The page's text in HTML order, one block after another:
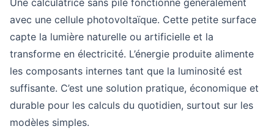
Une calculatrice sans pile fonctionne généralement
avec une cellule photovoltaïque. Cette petite surface
capte la lumière naturelle ou artificielle et la
transforme en électricité. L’énergie produite alimente
les composants internes tant que la luminosité est
suffisante. C’est une solution pratique, économique et
durable pour les calculs du quotidien, surtout sur les
modèles simples.